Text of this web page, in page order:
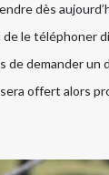
dès
le téléphoner
de demander un
offert alors